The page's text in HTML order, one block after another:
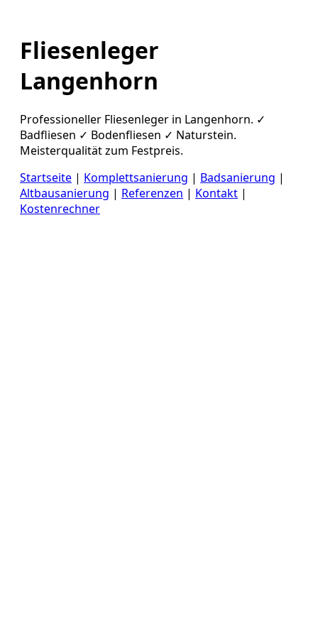
Fliesenleger
Langenhorn
Professioneller Fliesenleger in Langenhorn. ✓
Badfliesen ✓ Bodenfliesen ✓ Naturstein.
Meisterqualität zum Festpreis.
Startseite | Komplettsanierung | Badsanierung |
Altbausanierung | Referenzen | Kontakt |
Kostenrechner